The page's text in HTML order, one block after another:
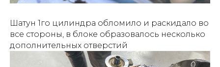
Шатун 1го цилиндра обломило и раскидало во
все стороны, в блоке образовалось несколько
дополнительных отверстий